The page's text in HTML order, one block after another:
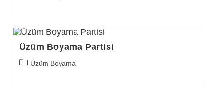
Üzüm Boyama Partisi
PostÜzüm Boyama